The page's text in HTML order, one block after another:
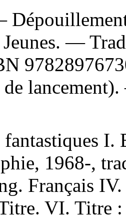
—
lancement)
fantastiques
1968-,
Français
VI. Titre